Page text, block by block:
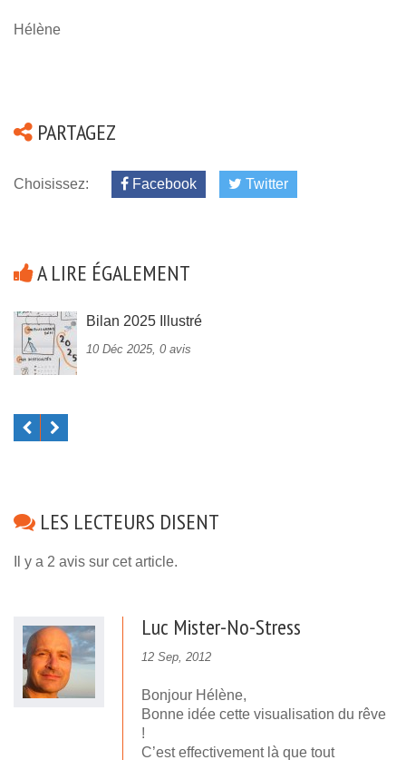
Hélène
PARTAGEZ
Choisissez: Facebook Twitter
A LIRE ÉGALEMENT
Bilan 2025 Illustré
10 Déc 2025, 0 avis
LES LECTEURS DISENT
Il y a 2 avis sur cet article.
Luc Mister-No-Stress
12 Sep, 2012
Bonjour Hélène,
Bonne idée cette visualisation du rêve
!
C’est effectivement là que tout